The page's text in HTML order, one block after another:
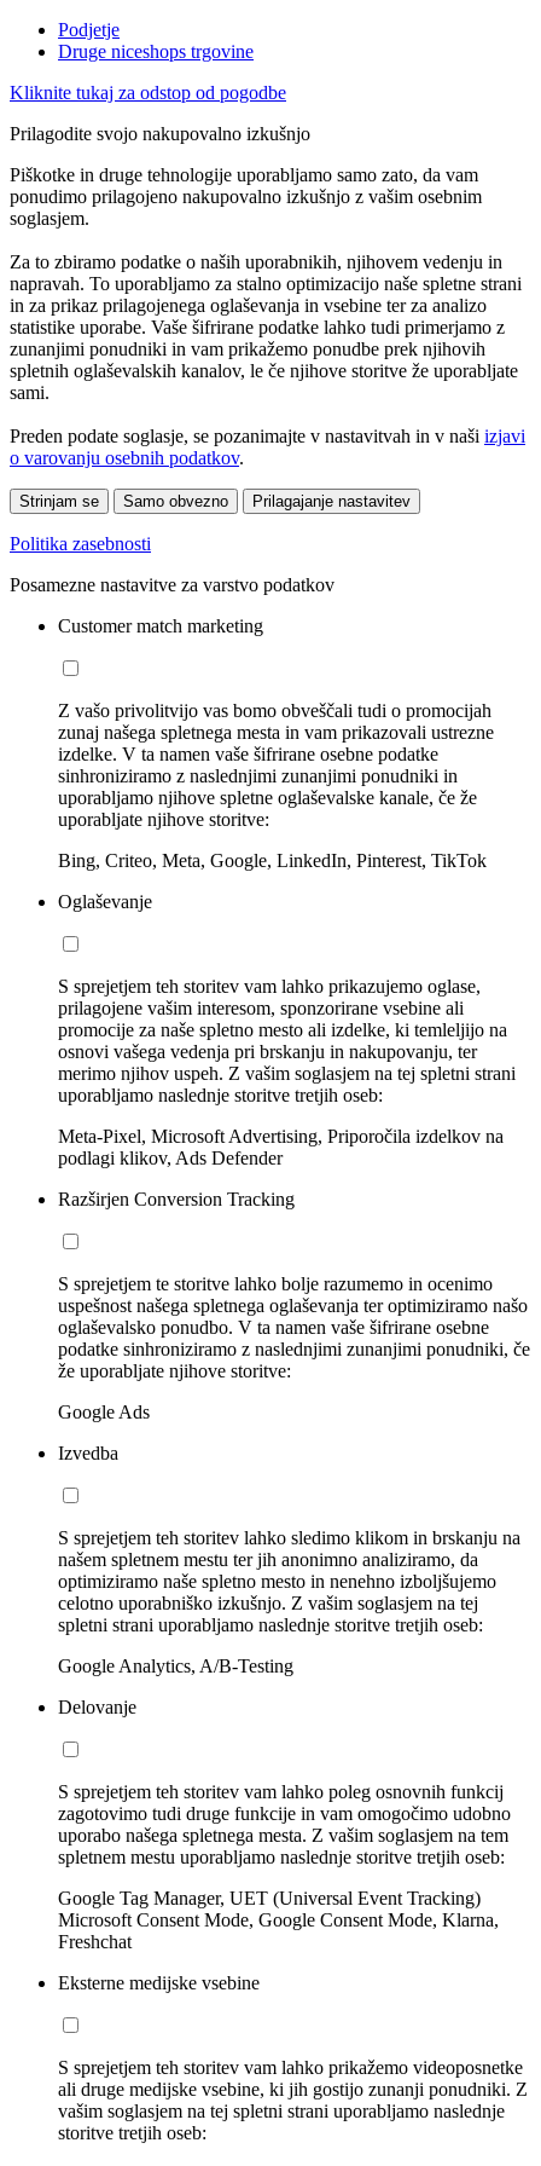
Podjetje
Druge niceshops trgovine
Kliknite tukaj za odstop od pogodbe
Prilagodite svojo nakupovalno izkušnjo
Piškotke in druge tehnologije uporabljamo samo zato, da vam
ponudimo prilagojeno nakupovalno izkušnjo z vašim osebnim
soglasjem.
Za to zbiramo podatke o naših uporabnikih, njihovem vedenju in
napravah. To uporabljamo za stalno optimizacijo naše spletne strani
in za prikaz prilagojenega oglaševanja in vsebine ter za analizo
statistike uporabe. Vaše šifrirane podatke lahko tudi primerjamo z
zunanjimi ponudniki in vam prikažemo ponudbe prek njihovih
spletnih oglaševalskih kanalov, le če njihove storitve že uporabljate
sami.
Preden podate soglasje, se pozanimajte v nastavitvah in v naši izjavi
o varovanju osebnih podatkov.
Strinjam se Samo obvezno Prilagajanje nastavitev
Politika zasebnosti
Posamezne nastavitve za varstvo podatkov
Customer match marketing
Z vašo privolitvijo vas bomo obveščali tudi o promocijah
zunaj našega spletnega mesta in vam prikazovali ustrezne
izdelke. V ta namen vaše šifrirane osebne podatke
sinhroniziramo z naslednjimi zunanjimi ponudniki in
uporabljamo njihove spletne oglaševalske kanale, če že
uporabljate njihove storitve:
Bing, Criteo, Meta, Google, LinkedIn, Pinterest, TikTok
Oglaševanje
S sprejetjem teh storitev vam lahko prikazujemo oglase,
prilagojene vašim interesom, sponzorirane vsebine ali
promocije za naše spletno mesto ali izdelke, ki temleljijo na
osnovi vašega vedenja pri brskanju in nakupovanju, ter
merimo njihov uspeh. Z vašim soglasjem na tej spletni strani
uporabljamo naslednje storitve tretjih oseb:
Meta-Pixel, Microsoft Advertising, Priporočila izdelkov na
podlagi klikov, Ads Defender
Razširjen Conversion Tracking
S sprejetjem te storitve lahko bolje razumemo in ocenimo
uspešnost našega spletnega oglaševanja ter optimiziramo našo
oglaševalsko ponudbo. V ta namen vaše šifrirane osebne
podatke sinhroniziramo z naslednjimi zunanjimi ponudniki, če
že uporabljate njihove storitve:
Google Ads
Izvedba
S sprejetjem teh storitev lahko sledimo klikom in brskanju na
našem spletnem mestu ter jih anonimno analiziramo, da
optimiziramo naše spletno mesto in nenehno izboljšujemo
celotno uporabniško izkušnjo. Z vašim soglasjem na tej
spletni strani uporabljamo naslednje storitve tretjih oseb:
Google Analytics, A/B-Testing
Delovanje
S sprejetjem teh storitev vam lahko poleg osnovnih funkcij
zagotovimo tudi druge funkcije in vam omogočimo udobno
uporabo našega spletnega mesta. Z vašim soglasjem na tem
spletnem mestu uporabljamo naslednje storitve tretjih oseb:
Google Tag Manager, UET (Universal Event Tracking)
Microsoft Consent Mode, Google Consent Mode, Klarna,
Freshchat
Eksterne medijske vsebine
S sprejetjem teh storitev vam lahko prikažemo videoposnetke
ali druge medijske vsebine, ki jih gostijo zunanji ponudniki. Z
vašim soglasjem na tej spletni strani uporabljamo naslednje
storitve tretjih oseb: